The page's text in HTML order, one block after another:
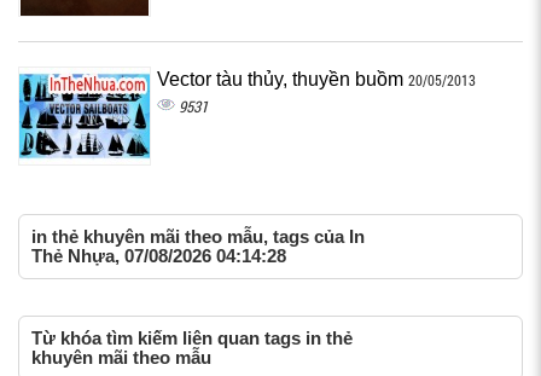
Vector tàu thủy, thuyền buồm 20/05/2013
9531
in thẻ khuyên mãi theo mẫu, tags của In
Thẻ Nhựa, 07/08/2026 04:14:28
Từ khóa tìm kiếm liên quan tags in thẻ
khuyên mãi theo mẫu